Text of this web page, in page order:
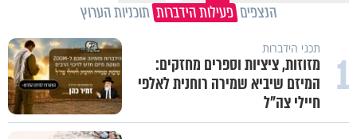
הנצפים פעילות הידברות תוכניות הערוץ
1 תכני הידברות
מזוזות, ציציות וספרים מחזקים:
המיזם שיביא שמירה רוחנית לאלפי
חיילי צה"ל